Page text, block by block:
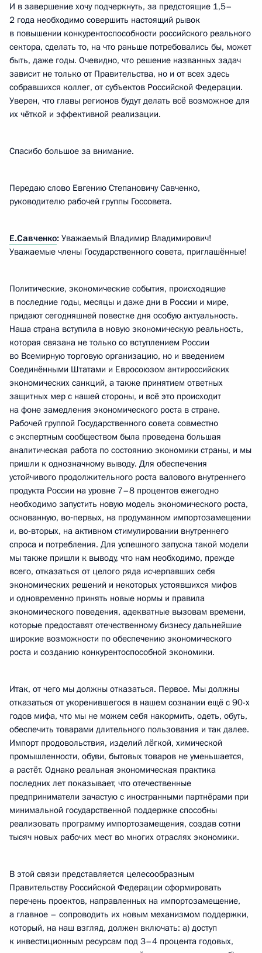
И в завершение хочу подчеркнуть, за предстоящие 1,5–
2 года необходимо совершить настоящий рывок
в повышении конкурентоспособности российского реального
сектора, сделать то, на что раньше потребовались бы, может
быть, даже годы. Очевидно, что решение названных задач
зависит не только от Правительства, но и от всех здесь
собравшихся коллег, от субъектов Российской Федерации.
Уверен, что главы регионов будут делать всё возможное для
их чёткой и эффективной реализации.
Спасибо большое за внимание.
Передаю слово Евгению Степановичу Савченко,
руководителю рабочей группы Госсовета.
Е.Савченко: Уважаемый Владимир Владимирович!
Уважаемые члены Государственного совета, приглашённые!
Политические, экономические события, происходящие
в последние годы, месяцы и даже дни в России и мире,
придают сегодняшней повестке дня особую актуальность.
Наша страна вступила в новую экономическую реальность,
которая связана не только со вступлением России
во Всемирную торговую организацию, но и введением
Соединёнными Штатами и Евросоюзом антироссийских
экономических санкций, а также принятием ответных
защитных мер с нашей стороны, и всё это происходит
на фоне замедления экономического роста в стране.
Рабочей группой Государственного совета совместно
с экспертным сообществом была проведена большая
аналитическая работа по состоянию экономики страны, и мы
пришли к однозначному выводу. Для обеспечения
устойчивого продолжительного роста валового внутреннего
продукта России на уровне 7–8 процентов ежегодно
необходимо запустить новую модель экономического роста,
основанную, во‑первых, на продуманном импортозамещении
и, во‑вторых, на активном стимулировании внутреннего
спроса и потребления. Для успешного запуска такой модели
мы также пришли к выводу, что нам необходимо, прежде
всего, отказаться от целого ряда исчерпавших себя
экономических решений и некоторых устоявшихся мифов
и одновременно принять новые нормы и правила
экономического поведения, адекватные вызовам времени,
которые предоставят отечественному бизнесу дальнейшие
широкие возможности по обеспечению экономического
роста и созданию конкурентоспособной экономики.
Итак, от чего мы должны отказаться. Первое. Мы должны
отказаться от укоренившегося в нашем сознании ещё с 90-х
годов мифа, что мы не можем себя накормить, одеть, обуть,
обеспечить товарами длительного пользования и так далее.
Импорт продовольствия, изделий лёгкой, химической
промышленности, обуви, бытовых товаров не уменьшается,
а растёт. Однако реальная экономическая практика
последних лет показывает, что отечественные
предприниматели зачастую с иностранными партнёрами при
минимальной государственной поддержке способны
реализовать программу импортозамещения, создав сотни
тысяч новых рабочих мест во многих отраслях экономики.
В этой связи представляется целесообразным
Правительству Российской Федерации сформировать
перечень проектов, направленных на импортозамещение,
а главное – сопроводить их новым механизмом поддержки,
который, на наш взгляд, должен включать: а) доступ
к инвестиционным ресурсам под 3–4 процента годовых,